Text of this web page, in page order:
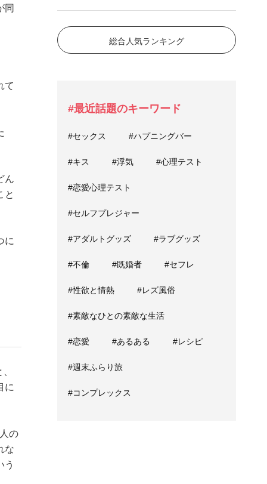
同
て
ん
と
に
に
の
な
う
総合人気ランキング
#最近話題のキーワード
#セックス #ハプニングバー
#キス #浮気 #心理テスト
#恋愛心理テスト
#セルフプレジャー
#アダルトグッズ #ラブグッズ
#不倫 #既婚者 #セフレ
#性欲と情熱 #レズ風俗
#素敵なひとの素敵な生活
#恋愛 #あるある #レシピ
#週末ふらり旅
#コンプレックス